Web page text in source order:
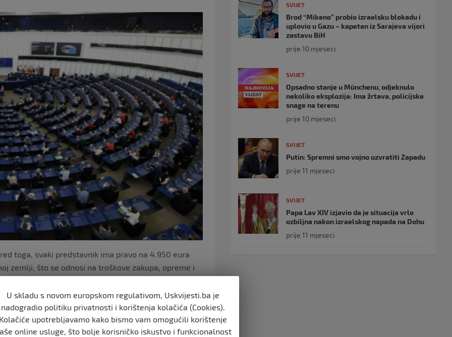
e
b
o
o
k
itt
er
toga, svaki predstavnik ima pravo na 4.950 eura
zemlji, što se odnosi na troškove zakupa, opreme i
plaća mu se 350 eura dnevnice za smještaj,
automobil, jer je obezbijeđeno besplatno
SVIJET
Brod “Mikeno” probio izraelsku blokadu i
uplovio u Gazu – kapetan iz Sarajeva vijori
zastavu BiH
prije 10 mjeseci
SVIJET
Opsadno stanje u Münchenu, odjeknulo
nekoliko eksplozija: Ima žrtava, policijske
snage na terenu
prije 10 mjeseci
SVIJET
Putin: Spremni smo vojno uzvratiti Zapadu
prije 11 mjeseci
SVIJET
Papa Lav XIV izjavio da je situacija vrlo
ozbiljna nakon izraelskog napada na Dohu
prije 11 mjeseci
U skladu s novom europskom regulativom, Uskvijesti.ba je
nadogradio politiku privatnosti i korištenja kolačića (Cookies).
Kolačiće upotrebljavamo kako bismo vam omogućili korištenje
online usluge, što bolje korisničko iskustvo i funkcionalnost